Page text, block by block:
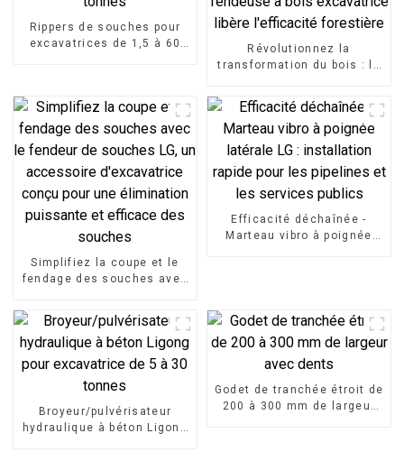
Rippers de souches pour
excavatrices de 1,5 à 60
Révolutionnez la
transformation du bois : la
excavatrice libère
l'efficacité forestière
Simplifiez la coupe et le
fendage des souches avec
d'excavatrice conçu pour
une élimination puissante
et efficace des souches
Efficacité déchaînée -
Marteau vibro à poignée
Broyeur/pulvérisateur
hydraulique à béton Ligong
Godet de tranchée étroit de
200 à 300 mm de largeur